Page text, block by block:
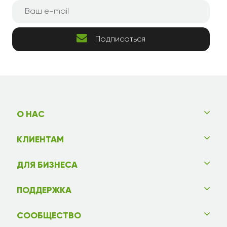
Подписаться
О НАС
КЛИЕНТАМ
ДЛЯ БИЗНЕСА
ПОДДЕРЖКА
СООБЩЕСТВО